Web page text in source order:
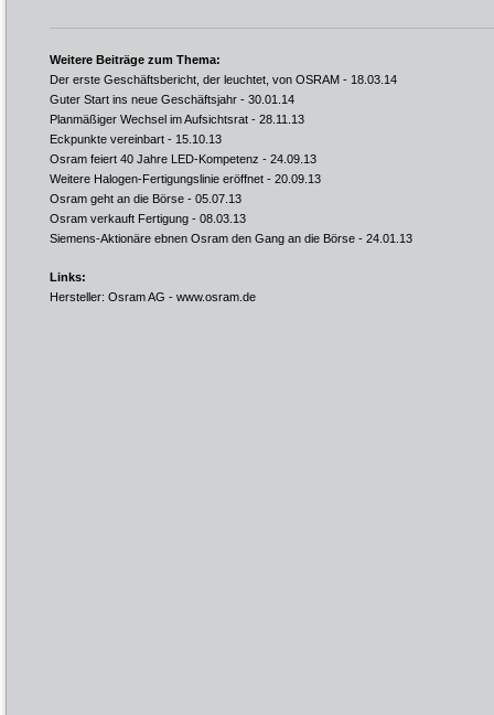
Weitere Beiträge zum Thema:
Der erste Geschäftsbericht, der leuchtet, von OSRAM - 18.03.14
Guter Start ins neue Geschäftsjahr - 30.01.14
Planmäßiger Wechsel im Aufsichtsrat - 28.11.13
Eckpunkte vereinbart - 15.10.13
Osram feiert 40 Jahre LED-Kompetenz - 24.09.13
Weitere Halogen-Fertigungslinie eröffnet - 20.09.13
Osram geht an die Börse - 05.07.13
Osram verkauft Fertigung - 08.03.13
Siemens-Aktionäre ebnen Osram den Gang an die Börse - 24.01.13
Links:
Hersteller: Osram AG - www.osram.de